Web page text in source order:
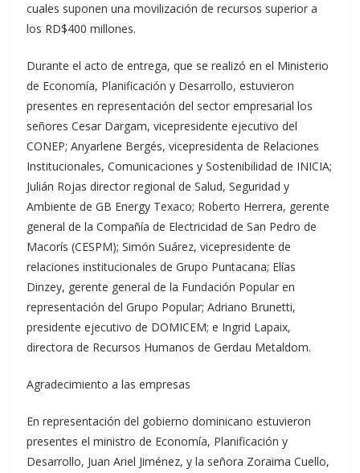
cuales suponen una movilización de recursos superior a
los RD$400 millones.
Durante el acto de entrega, que se realizó en el Ministerio
de Economía, Planificación y Desarrollo, estuvieron
presentes en representación del sector empresarial los
señores Cesar Dargam, vicepresidente ejecutivo del
CONEP; Anyarlene Bergés, vicepresidenta de Relaciones
Institucionales, Comunicaciones y Sostenibilidad de INICIA;
Julián Rojas director regional de Salud, Seguridad y
Ambiente de GB Energy Texaco; Roberto Herrera, gerente
general de la Compañía de Electricidad de San Pedro de
Macorís (CESPM); Simón Suárez, vicepresidente de
relaciones institucionales de Grupo Puntacana; Elías
Dinzey, gerente general de la Fundación Popular en
representación del Grupo Popular; Adriano Brunetti,
presidente ejecutivo de DOMICEM; e Ingrid Lapaix,
directora de Recursos Humanos de Gerdau Metaldom.
Agradecimiento a las empresas
En representación del gobierno dominicano estuvieron
presentes el ministro de Economía, Planificación y
Desarrollo, Juan Ariel Jiménez, y la señora Zoraima Cuello,